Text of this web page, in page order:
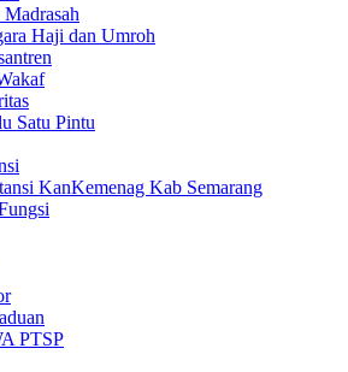
Haji dan Umroh
Satu Pintu
KanKemenag Kab Semarang
PTSP